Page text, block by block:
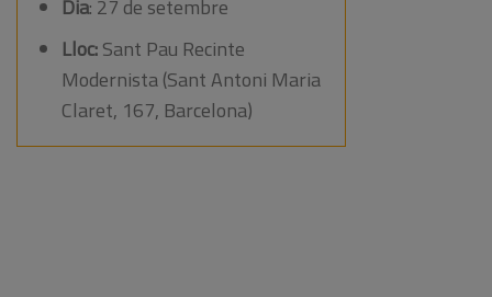
Dia: 27 de setembre
Lloc:Sant Pau Recinte
Modernista (Sant Antoni Maria
Claret, 167, Barcelona)